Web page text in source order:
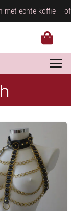
met echte koffie –